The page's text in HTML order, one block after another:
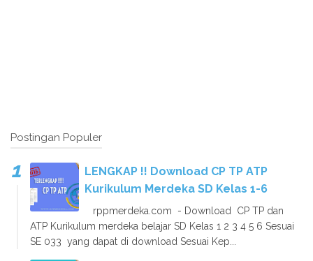
Postingan Populer
LENGKAP !! Download CP TP ATP
Kurikulum Merdeka SD Kelas 1-6
rppmerdeka.com - Download CP TP dan
ATP Kurikulum merdeka belajar SD Kelas 1 2 3 4 5 6 Sesuai
SE 033 yang dapat di download Sesuai Kep...